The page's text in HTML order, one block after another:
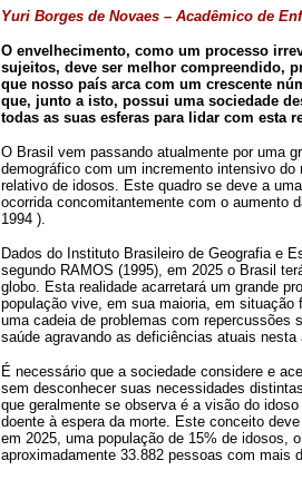
Yuri Borges de Novaes – Acadêmico de
O envelhecimento, como um processo
sujeitos, deve ser melhor compreendido,
que nosso país arca com um crescente
que, junto a isto, possui uma sociedade
todas as suas esferas para lidar com esta
O Brasil vem passando atualmente por uma
demográfico com um incremento intensivo do
relativo de idosos. Este quadro se deve a
ocorrida concomitantemente com o aumento
1994 ).
Dados do Instituto Brasileiro de Geografia e
segundo RAMOS (1995), em 2025 o Brasil
globo. Esta realidade acarretará um grande
população vive, em sua maioria, em situação
uma cadeia de problemas com repercussões
saúde agravando as deficiências atuais nesta
É necessário que a sociedade considere e
sem desconhecer suas necessidades
que geralmente se observa é a visão do
doente à espera da morte. Este conceito
em 2025, uma população de 15% de idosos,
aproximadamente 33.882 pessoas com mais